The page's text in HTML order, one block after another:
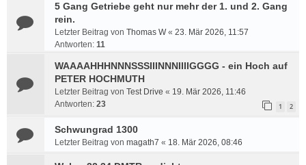
5 Gang Getriebe geht nur mehr der 1. und 2. Gang
rein.
Letzter Beitrag von Thomas W« 23. Mär 2026, 11:57
Antworten: 11
WAAAAHHHNNNSSSIIINNNIIIIGGGG - ein Hoch auf
PETER HOCHMUTH
Letzter Beitrag von Test Drive « 19. Mär 2026, 11:46
Antworten: 23 1 2
Schwungrad 1300
Letzter Beitrag von magath7 « 18. Mär 2026, 08:46